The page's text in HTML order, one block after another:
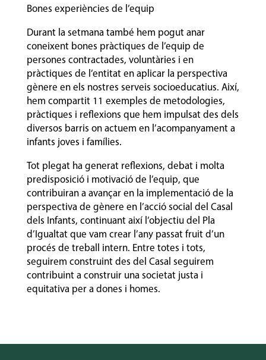
Bones experiències de l’equip
Durant la setmana també hem pogut anar
coneixent bones pràctiques de l’equip de
persones contractades, voluntàries i en
pràctiques de l’entitat en aplicar la perspectiva
gènere en els nostres serveis socioeducatius. Així,
hem compartit 11 exemples de metodologies,
pràctiques i reflexions que hem impulsat des dels
diversos barris on actuem en l’acompanyament a
infants joves i famílies.
Tot plegat ha generat reflexions, debat i molta
predisposició i motivació de l’equip, que
contribuiran a avançar en la implementació de la
perspectiva de gènere en l’acció social del Casal
dels Infants, continuant així l’objectiu del Pla
d’Igualtat que vam crear l’any passat fruit d’un
procés de treball intern. Entre totes i tots,
seguirem construint des del Casal seguirem
contribuint a construir una societat justa i
equitativa per a dones i homes.